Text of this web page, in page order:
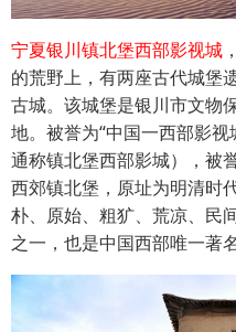
宁夏银川镇北堡西部影视城
的荒野上，有两座古代城堡
古城。该城堡是银川市文物
地。被誉为“中国一西部影
通称镇北堡西部影城），被
西郊镇北堡，原址为明清时
朴、原始、粗犷、荒凉、民
之一，也是中国西部唯一著